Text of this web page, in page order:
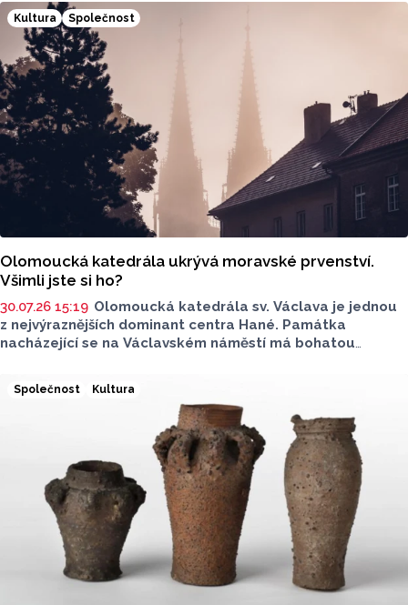
se značkou Divoký.
Kultura Společnost
Olomoucká katedrála ukrývá moravské prvenství.
Všimli jste si ho?
30.07.26 15:19 Olomoucká katedrála sv. Václava je jednou
z nejvýraznějších dominant centra Hané. Památka
nacházející se na Václavském náměstí má bohatou
Společnost Kultura